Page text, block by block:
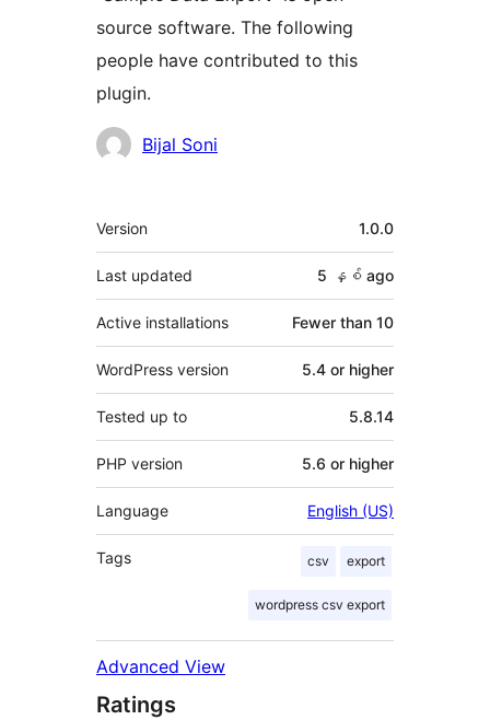
source software. The following
people have contributed to this
plugin.
Contributors
Bijal Soni
Meta
Version 1.0.0
Last updated 5 နှစ် ago
Active installations Fewer than 10
WordPress version 5.4 or higher
Tested up to 5.8.14
PHP version 5.6 or higher
Language English (US)
Tags csv export
wordpress csv export
Advanced View
Ratings